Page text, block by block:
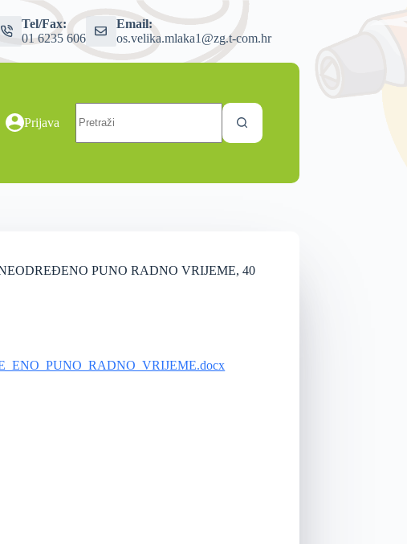
Tel/Fax:
01 6235 606
Email:
os.velika.mlaka1@zg.t-com.hr
Prijava
PUNO RADNO VRIJEME, 40